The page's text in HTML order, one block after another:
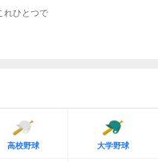
れひとつで
高校野球 大学野球